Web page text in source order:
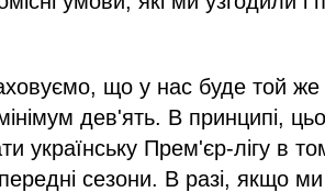
що у нас буде той же
дев'ять. В принципі,
українську Прем'єр-лігу в
сезони. В разі, якщо ми